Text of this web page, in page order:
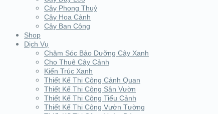
Cây Phong Thuỷ
Cây Hoa Cảnh
Cây Ban Công
Shop
Dịch Vụ
Chăm Sóc Bảo Dưỡng Cây Xanh
Cho Thuê Cây Cảnh
Kiến Trúc Xanh
Thiết Kế Thi Công Cảnh Quan
Thiết Kế Thi Công Sân Vườn
Thiết Kế Thi Công Tiểu Cảnh
Thiết Kế Thi Công Vườn Tường